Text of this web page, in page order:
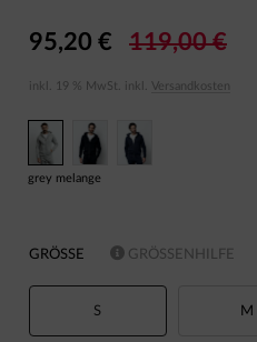
95,20 € 119,00 €
inkl. 19 % MwSt. inkl. Versandkosten
grey melange
GRÖSSE GRÖSSENHILFE
S M